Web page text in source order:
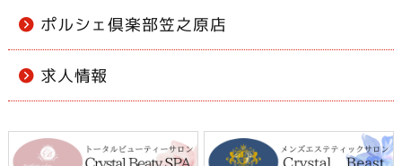
ポルシェ倶楽部笠之原店
求人情報